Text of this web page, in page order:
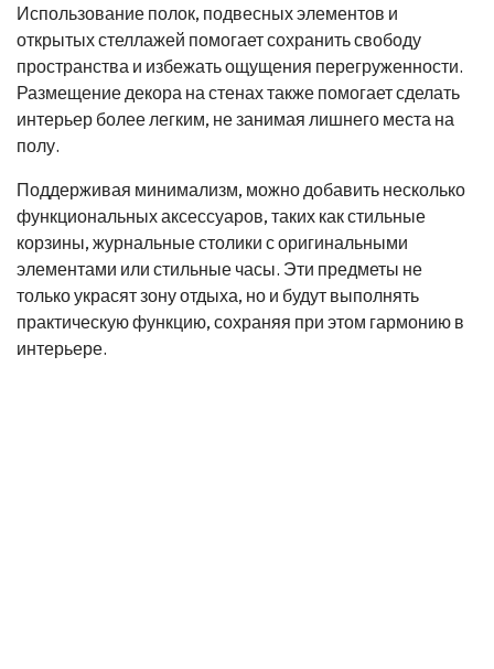
Использование полок, подвесных элементов и
открытых стеллажей помогает сохранить свободу
пространства и избежать ощущения перегруженности.
Размещение декора на стенах также помогает сделать
интерьер более легким, не занимая лишнего места на
полу.
Поддерживая минимализм, можно добавить несколько
функциональных аксессуаров, таких как стильные
корзины, журнальные столики с оригинальными
элементами или стильные часы. Эти предметы не
только украсят зону отдыха, но и будут выполнять
практическую функцию, сохраняя при этом гармонию в
интерьере.